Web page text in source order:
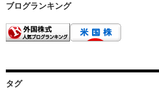
ブログランキング
タグ